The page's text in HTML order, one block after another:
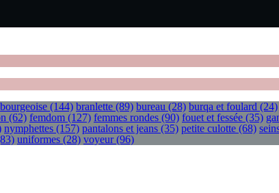
bourgeoise (144) branlette (89) bureau (28) burqa et foulard (24)
(62) femdom (127) femmes rondes (90) fouet et fessée (35)
nymphettes (157) pantalons et jeans (35) petite culotte (68)
uniformes (28) voyeur(96)